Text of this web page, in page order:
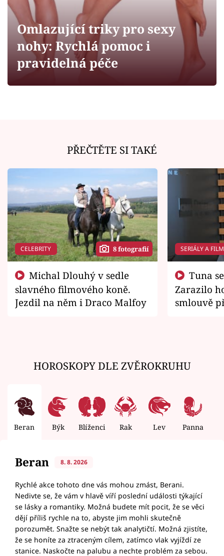
Sledujte prima+
Filmový festival Karlovy Vary
Sledujte nás
Omlazující triky pro sexy
nohy: Rychlá pomoc i
pravidelná péče
PŘEČTĚTE SI TAKÉ
CELEBRITY 8 fotografií
slavného filmového koně.
Jezdil na něm i Draco Malfoy
SERIÁLY A
Zarazilo
smlouvě
HOROSKOPY DLE ZVĚROKRUHU
Beran Býk Blíženci Rak Lev Panna
Beran 8. 8. 2026
Rychlé akce tohoto dne vás mohou zmást, Berani.
Nedivte se, že vám v hlavě víří poslední události týkající
se lásky a romantiky. Možná budete mít pocit, že se věci
dějí příliš rychle na to, abyste jim mohli skutečně
porozumět. Snažte se nebýt tak analytičtí. Možná zjistíte,
že se honíte za ztraceným cílem, zatímco vlak vyjíždí ze
stanice. Naskočte na palubu a nechte problém za sebou.